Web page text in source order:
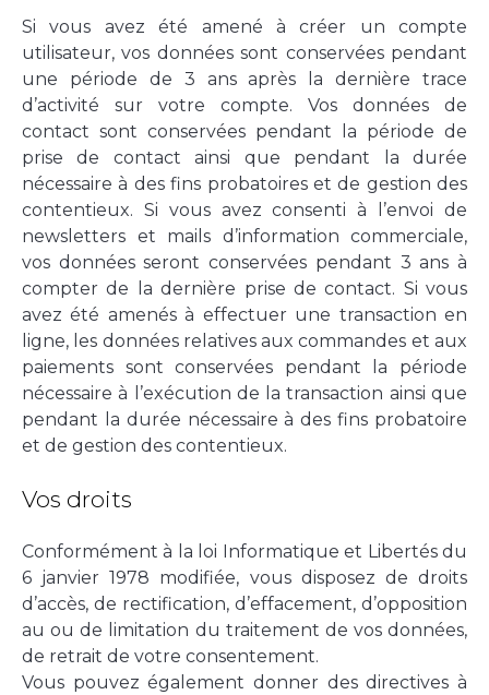
Si vous avez été amené à créer un compte
utilisateur, vos données sont conservées pendant
une période de 3 ans après la dernière trace
d’activité sur votre compte. Vos données de
contact sont conservées pendant la période de
prise de contact ainsi que pendant la durée
nécessaire à des fins probatoires et de gestion des
contentieux. Si vous avez consenti à l’envoi de
newsletters et mails d’information commerciale,
vos données seront conservées pendant 3 ans à
compter de la dernière prise de contact. Si vous
avez été amenés à effectuer une transaction en
ligne, les données relatives aux commandes et aux
paiements sont conservées pendant la période
nécessaire à l’exécution de la transaction ainsi que
pendant la durée nécessaire à des fins probatoire
et de gestion des contentieux.
Vos droits
Conformément à la loi Informatique et Libertés du
6 janvier 1978 modifiée, vous disposez de droits
d’accès, de rectification, d’effacement, d’opposition
au ou de limitation du traitement de vos données,
de retrait de votre consentement.
Vous pouvez également donner des directives à